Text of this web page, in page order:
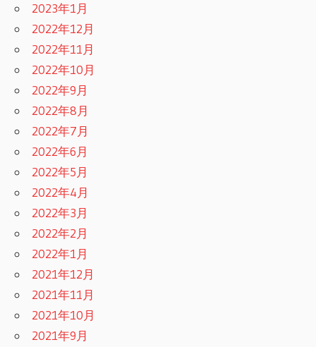
2023年1月
2022年12月
2022年11月
2022年10月
2022年9月
2022年8月
2022年7月
2022年6月
2022年5月
2022年4月
2022年3月
2022年2月
2022年1月
2021年12月
2021年11月
2021年10月
2021年9月